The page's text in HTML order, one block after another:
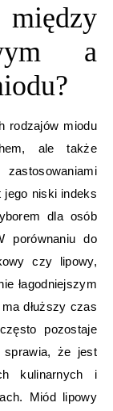
a
rodzajów miodu
ale także
jego niski indeks
dla osób
porównaniu do
czy lipowy,
łagodniejszym
dłuższy czas
pozostaje
sprawia, że jest
kulinarnych i
Miód lipowy